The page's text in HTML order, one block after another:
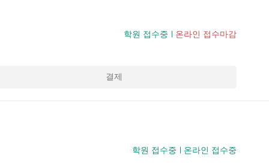
학원 접수중 온라인 접수마감
결제
학원 접수중 온라인 접수중